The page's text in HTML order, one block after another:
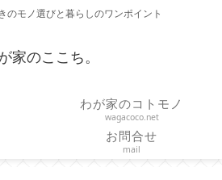
のモノ選びと暮らしのワンポイント
家のここち。
わが家のコトモノ
wagacoco.net
お問合せ
mail